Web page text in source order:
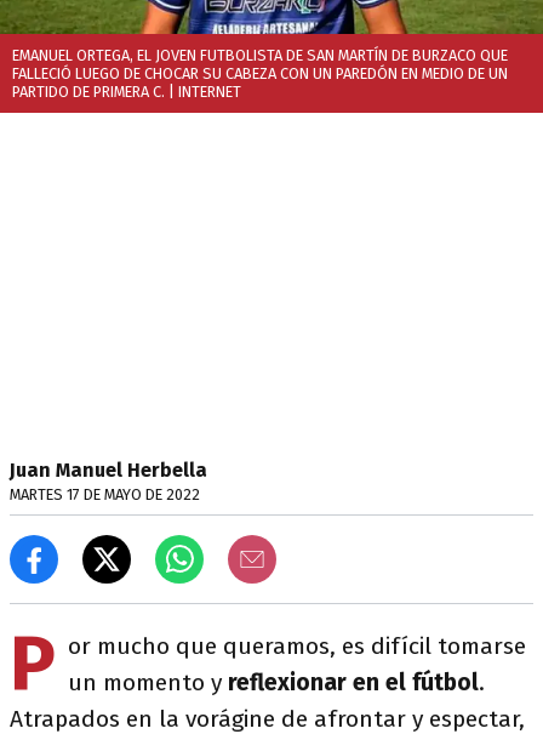
EMANUEL ORTEGA, EL JOVEN FUTBOLISTA DE SAN MARTÍN DE BURZACO QUE
FALLECIÓ LUEGO DE CHOCAR SU CABEZA CON UN PAREDÓN EN MEDIO DE UN
PARTIDO DE PRIMERA C. | INTERNET
Juan Manuel Herbella
MARTES 17 DE MAYO DE 2022
P or mucho que queramos, es difícil tomarse
un momento y reflexionar en el fútbol.
Atrapados en la vorágine de afrontar y espectar,